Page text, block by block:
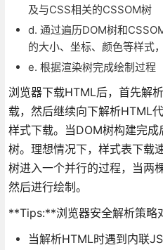
及与CSS相关的CSSOM树
d. 通过遍历DOM树和
的大小、坐标、颜色等样式
e. 根据渲染树完成绘制过程
浏览器下载HTML后，首先解
载，然后继续向下解析HTML
样式下载。当DOM树构建完
树。理想情况下，样式表下载
树进入一个并行的过程，当两
然后进行绘制。
**Tips:**浏览器安全解析策略
当解析HTML时遇到内联